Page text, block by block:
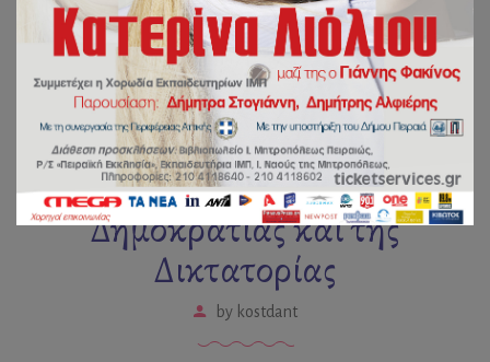
Οι μικροί μας μαθητές
γνωρίζουν τις έννοιες της
Δημοκρατίας και της
Δικτατορίας
by kostdant